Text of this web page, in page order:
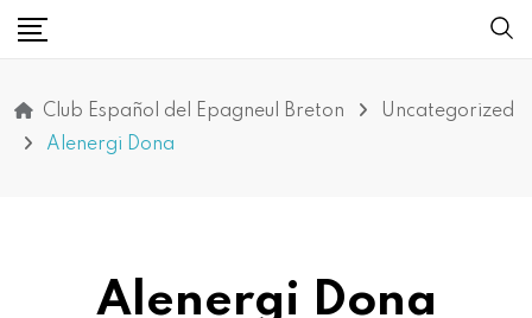
Club Español del Epagneul Breton
Uncategorized
Alenergi Dona
Alenergi Dona